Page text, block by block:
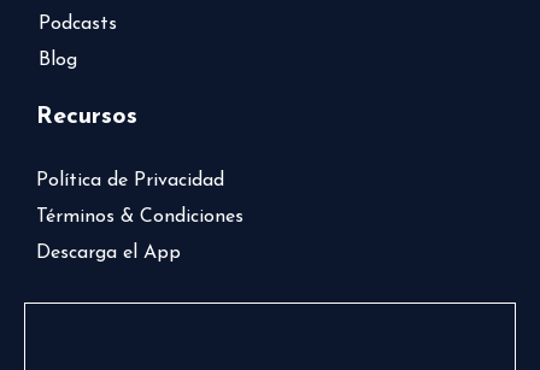
Podcasts
Blog
Recursos
Política de Privacidad
Términos & Condiciones
Descarga el App